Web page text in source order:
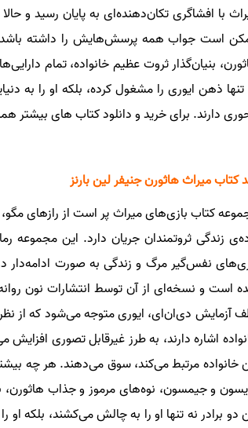
با افشاگری تکان‌دهنده‌ای به پایان رسید و
است جواب همه پرسش‌هایش را داشته
بنیان‌گذار ثروت عظیم خانواده، تمام
تنها ذهن ایوری را مشغول کرده، بلکه او را به
دارند. برای خرید و دانلود کتاب های بیشتر
کتاب میراث هاثورن جنیفر لین بارنز
کتاببازی‌های میراث پر است از رازهای
زندگی ثروتمندان جریان دارد. این
نفس‌گیر مرگ و زندگی به صورت ادامه‌دار
است و نسخه‌ای از آن توسط انتشارات نون
آزمایش دی‌ان‌ای، ایوری متوجه می‌شود که از نظر
اشاره دارند، به طرز غیرقابل تصوری
خانواده مرتبط می‌کند، سوق می‌دهند. هر چه
و جیمسون، نوه‌های مرموز و جذاب
دو برادر نه تنها او را به چالش می‌کشند، بلکه